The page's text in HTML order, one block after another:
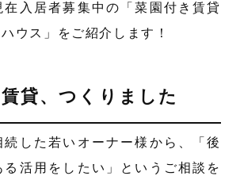
在入居者募集中の「菜園付き賃貸
ウス」をご紹介します！
貸、つくりました
続した若いオーナー様から、「後
活用をしたい」というご相談を